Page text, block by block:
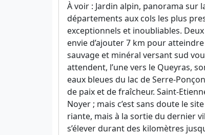
À voir : Jardin alpin, panorama sur
départements aux cols les plus
exceptionnels et inoubliables.
envie d’ajouter 7 km pour
sauvage et minéral versant sud
attendent, l’une vers le Queyras,
eaux bleues du lac de Serre-
de paix et de fraîcheur. Saint-
Noyer ; mais c’est sans doute le
riante, mais à la sortie du dernier
s’élever durant des kilomètres